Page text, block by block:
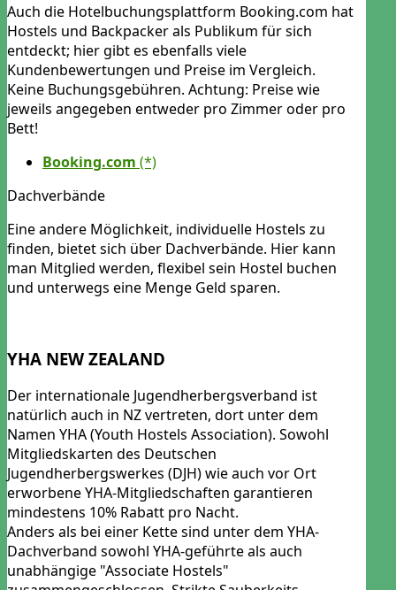
Auch die Hotelbuchungsplattform Booking.com hat
Hostels und Backpacker als Publikum für sich
entdeckt; hier gibt es ebenfalls viele
Kundenbewertungen und Preise im Vergleich.
Keine Buchungsgebühren. Achtung: Preise wie
jeweils angegeben entweder pro Zimmer oder pro
Bett!
Booking.com
Dachverbände
Eine andere Möglichkeit, individuelle Hostels zu
finden, bietet sich über Dachverbände. Hier kann
man Mitglied werden, flexibel sein Hostel buchen
und unterwegs eine Menge Geld sparen.
YHA NEW ZEALAND
Der internationale Jugendherbergsverband ist
natürlich auch in NZ vertreten, dort unter dem
Namen YHA (Youth Hostels Association). Sowohl
Mitgliedskarten des Deutschen
Jugendherbergswerkes (DJH) wie auch vor Ort
erworbene YHA-Mitgliedschaften garantieren
mindestens 10% Rabatt pro Nacht.
Anders als bei einer Kette sind unter dem YHA-
Dachverband sowohl YHA-geführte als auch
unabhängige "Associate Hostels"